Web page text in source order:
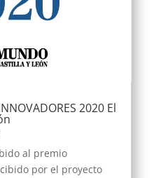
2020 El
al premio
por el proyecto